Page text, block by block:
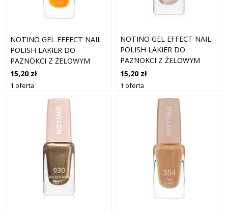
NOTINO GEL EFFECT NAIL
POLISH LAKIER DO
PAZNOKCI Z ŻELOWYM
EFEKTEM 230 MOLTEN
LAVA 10 ML
15,20 zł
1 oferta
NOTINO GEL EFFECT NAIL
POLISH LAKIER DO
PAZNOKCI Z ŻELOWYM
EFEKTEM 914 DOLLAR
BABY 10 ML
15,20 zł
1 oferta